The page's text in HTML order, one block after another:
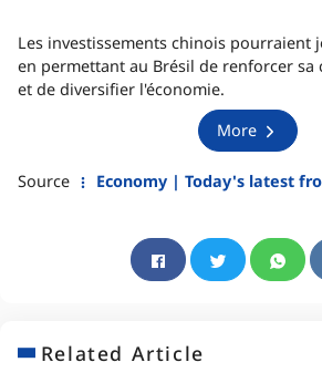
Les investissements chinois pourraient
en permettant au Brésil de renforcer sa
et de diversifier l'économie.
More
Source Economy | Today's latest
Related Article